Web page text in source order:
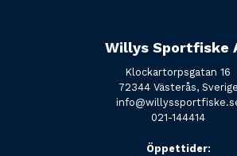
Willys Sportfiske
Klockartorpsgatan 16
72344 Västerås, Sverige
021-144414
Öppettider: